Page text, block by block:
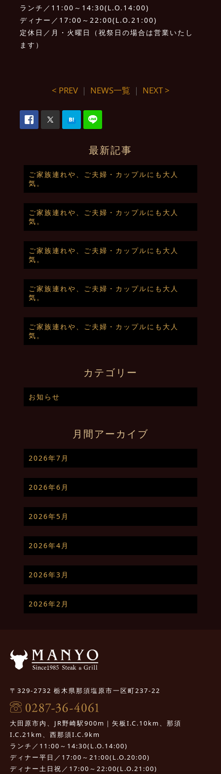
ランチ／11:00～14:30(L.O.14:00)
ディナー／17:00～22:00(L.O.21:00)
定休日／月・火曜日（祝祭日の場合は営業いたし
ます）
< PREV｜ NEWS一覧 ｜ NEXT >
最新記事
ご家族連れや、ご夫婦・カップルにも大人
気。
ご家族連れや、ご夫婦・カップルにも大人
気。
ご家族連れや、ご夫婦・カップルにも大人
気。
ご家族連れや、ご夫婦・カップルにも大人
気。
ご家族連れや、ご夫婦・カップルにも大人
気。
カテゴリー
お知らせ
月間アーカイブ
2026年7月
2026年6月
2026年5月
2026年4月
2026年3月
2026年2月
〒329-2732 栃木県那須塩原市一区町237-22
大田原市内、JR野崎駅900m｜矢板I.C.10km、那須
I.C.21km、西那須I.C.9km
ランチ／11:00～14:30(L.O.14:00)
ディナー平日／17:00～21:00(L.O.20:00)
ディナー土日祝／17:00～22:00(L.O.21:00)